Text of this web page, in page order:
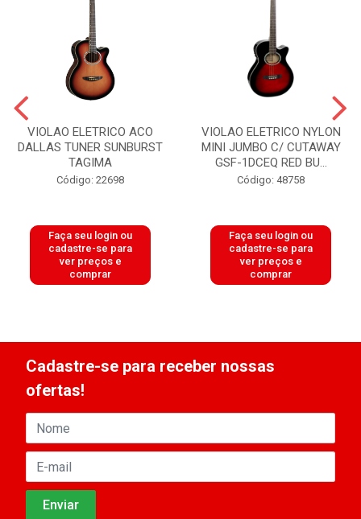
VIOLAO ELETRICO ACO
DALLAS TUNER SUNBURST
TAGIMA
Código: 22698
Faça seu login ou
cadastre-se para
ver preços e
comprar
VIOLAO ELETRICO NYLON
MINI JUMBO C/ CUTAWAY
GSF-1DCEQ RED BU...
Código: 48758
Faça seu login ou
cadastre-se para
ver preços e
comprar
Cadastre-se para receber nossas
ofertas!